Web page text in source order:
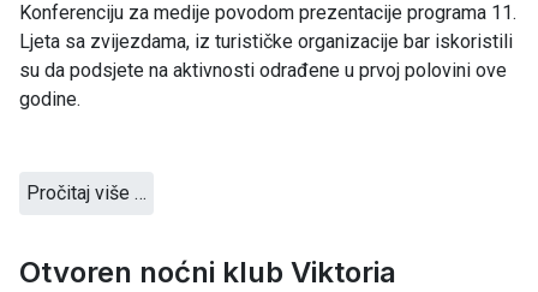
Konferenciju za medije povodom prezentacije programa 11.
Ljeta sa zvijezdama, iz turističke organizacije bar iskoristili
su da podsjete na aktivnosti odrađene u prvoj polovini ove
godine.
Pročitaj više …
Otvoren noćni klub Viktoria